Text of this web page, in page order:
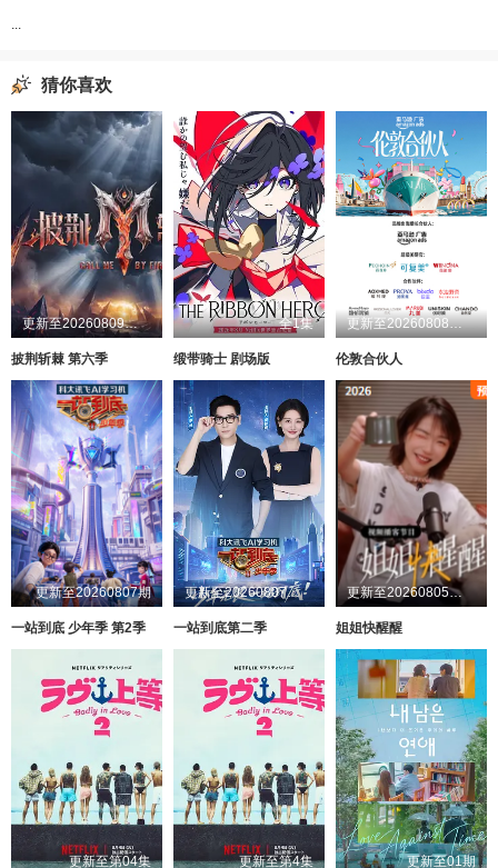
...
猜你喜欢
更新至20260809超前企划第2期
披荆斩棘 第六季
全1集
缎带骑士 剧场版
更新至20260808第1期
伦敦合伙人
更新至20260807期
一站到底 少年季 第2季
更新至20260807第1期
一站到底第二季
更新至20260805第1期加更
姐姐快醒醒
更新至第04集 更新至第4集 更新至01期